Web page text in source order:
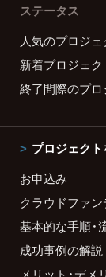
ステータス
人気のプロジェ
新着プロジェク
終了間際のプロ
プロジェク
お申込み
クラウドファ
基本的な手順・
成功事例の解説
メリット・デメ